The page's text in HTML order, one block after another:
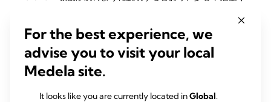
に体重を落とすことができますが、大抵は少し時間がかかり
ます。減量というメリットを本当に受けるためには、6か月
間以上母乳育児をしなければなりません。」
母乳育児が節約になる理
For the best experience, we
advise you to visit your local
Medela site.
It looks like you are currently located inGlobal.